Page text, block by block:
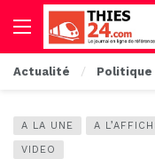
Actualité Politique
A LA UNE A
VIDEO